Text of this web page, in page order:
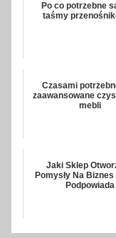
Po co potrzebne
taśmy
Czasami
zaawansowane
mebli
Jaki Sklep
Pomysły Na Biznes
Podpowiada